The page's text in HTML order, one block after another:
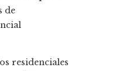
de
residenciales